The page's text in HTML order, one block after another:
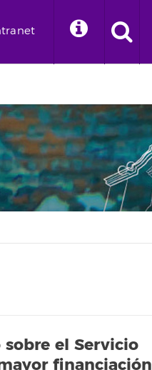
sobre el Servicio
financiación